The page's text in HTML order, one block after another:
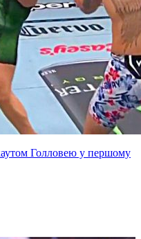
Голловею у першому